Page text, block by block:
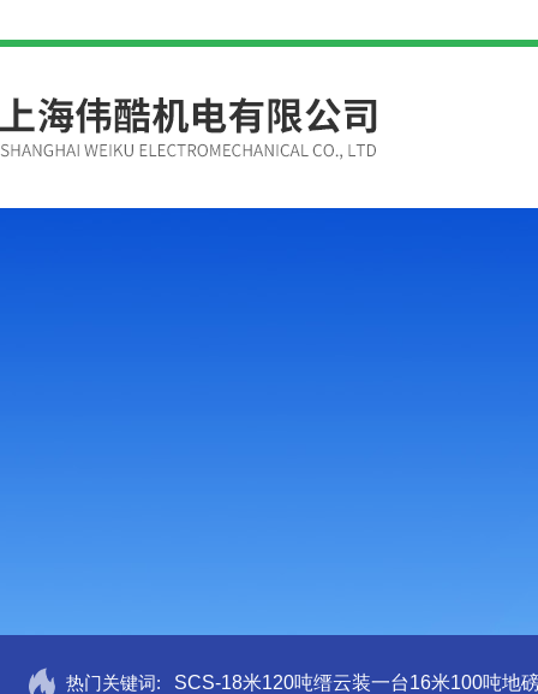
热门关键词: SCS-18米120吨缙云装一台16米100吨地